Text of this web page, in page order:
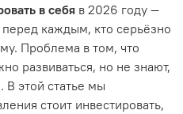
в себя в 2026 году —
перед каждым, кто серьёзно
Проблема в том, что
развиваться, но не знают,
В этой статье мы
стоит инвестировать,